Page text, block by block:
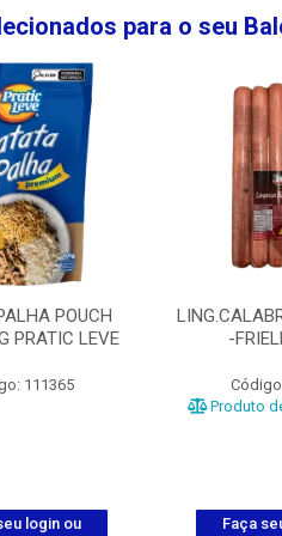
para o seu
POUCH
PRATIC LEVE
111365
login ou
-
Produto
Faça